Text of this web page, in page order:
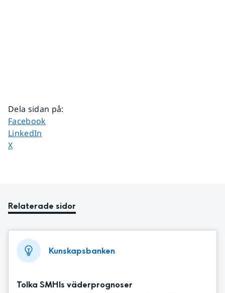
Dela sidan på:
Dela sidan på
Facebook
Dela sidan på
LinkedIn
Dela sidan på
X
Relaterade sidor
Kunskapsbanken
Tolka SMHIs väderprognoser